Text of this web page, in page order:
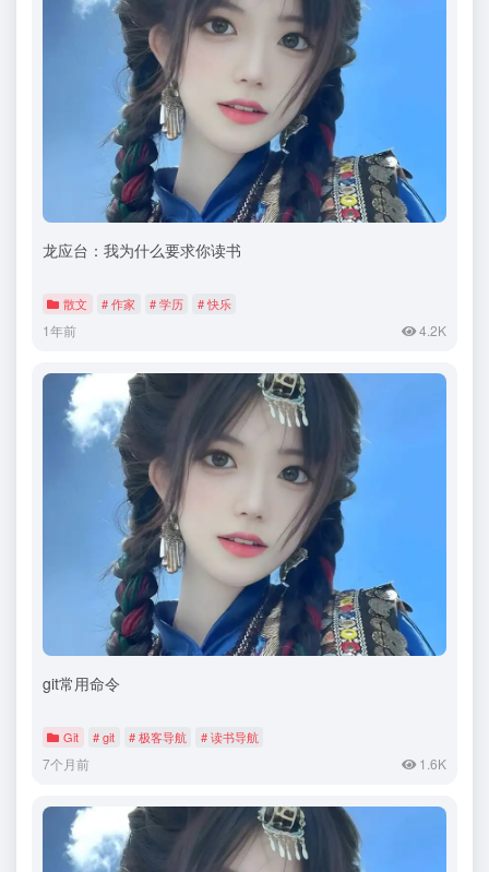
龙应台：我为什么要求你读书
散文 # 作家 # 学历 # 快乐
1年前 4.2K
git常用命令
Git # git # 极客导航 # 读书导航
7个月前 1.6K